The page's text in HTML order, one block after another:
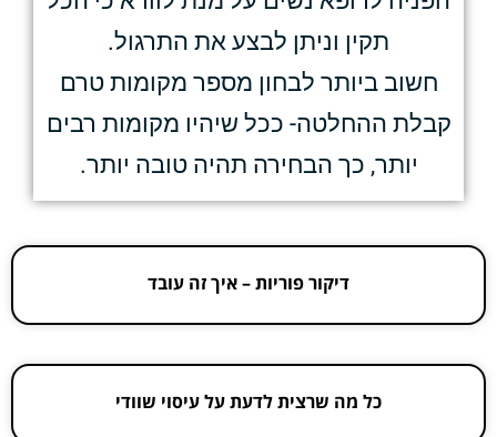
תקין וניתן לבצע את התרגול.
חשוב ביותר לבחון מספר מקומות טרם
קבלת ההחלטה- ככל שיהיו מקומות רבים
יותר, כך הבחירה תהיה טובה יותר.
דיקור פוריות – איך זה עובד
כל מה שרצית לדעת על עיסוי שוודי